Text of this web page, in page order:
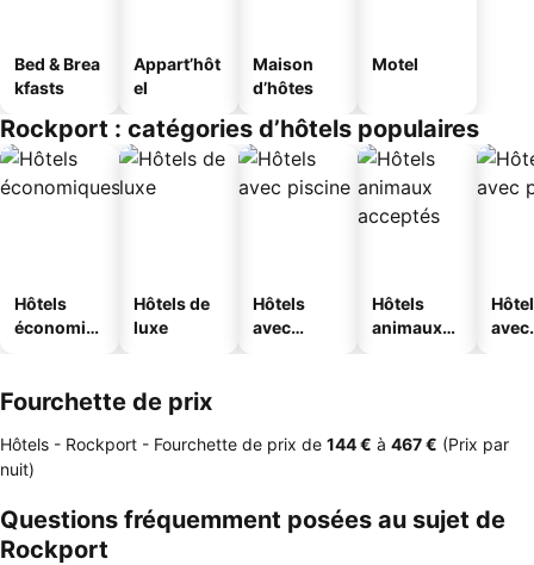
Bed & Brea
kfasts
Appart’hôt
el
Maison
d’hôtes
Motel
Rockport : catégories d’hôtels populaires
Hôtels
économiq
Hôtels de
luxe
Hôtels
avec
Hôtels
animaux
avec
Fourchette de prix
Hôtels - Rockport - Fourchette de prix de ‎144 € à ‎467 € (Prix par
nuit)
Questions fréquemment posées au sujet de
Rockport